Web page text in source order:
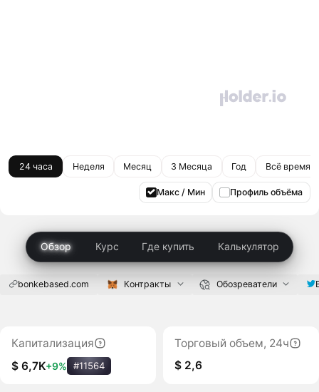
24 часа Неделя Месяц 3 Месяца Год Всё время
Макс / Мин Профиль объёма
Обзор Курс Где купить Калькулятор
bonkebased.com Контракты Обозреватели
Капитализация
$ 6,7K+9% #11564
Торговый объем, 24ч
$ 2,6